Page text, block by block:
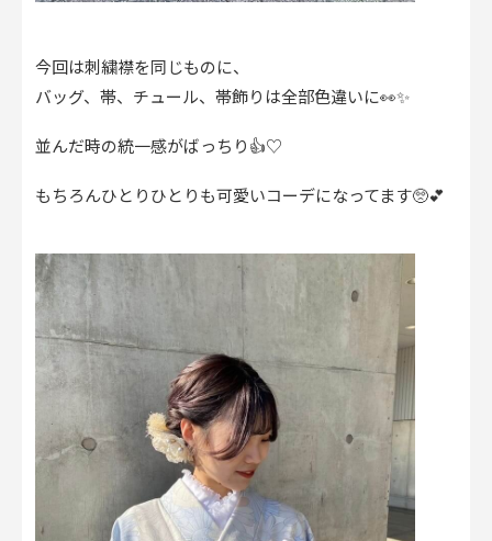
今回は刺繍襟を同じものに、
バッグ、帯、チュール、帯飾りは全部色違いに👀✨
並んだ時の統一感がばっちり👍♡
もちろんひとりひとりも可愛いコーデになってます🥺💕